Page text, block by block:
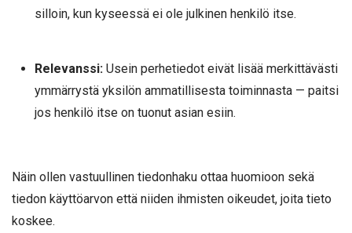
silloin, kun kyseessä ei ole julkinen henkilö itse.
Relevanssi:Usein perhetiedot eivät lisää merkittävästi
ymmärrystä yksilön ammatillisesta toiminnasta — paitsi
jos henkilö itse on tuonut asian esiin.
Näin ollen vastuullinen tiedonhaku ottaa huomioon sekä
tiedon käyttöarvon että niiden ihmisten oikeudet, joita tieto
koskee.